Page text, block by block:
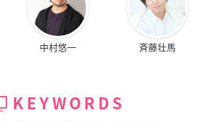
中村悠一 斉藤壮馬
KEYWORDS